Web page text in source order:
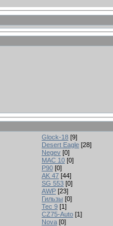
Glock-18 [9]
Desert Eagle [28]
Negev [0]
MAC 10 [0]
P90 [0]
AK 47 [44]
SG 553 [0]
AWP [23]
Гильзы [0]
Tec 9 [1]
CZ75-Auto [1]
Nova [0]